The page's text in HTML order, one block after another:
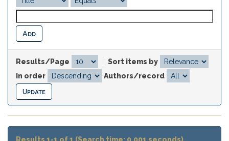
Results/Page
Sort items by
In order
Authors/record